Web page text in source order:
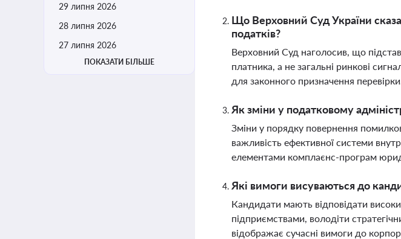
29 липня 2026
28 липня 2026
27 липня 2026
ПОКАЗАТИ БІЛЬШЕ
Що Верховний Суд України
податків?
Верховний Суд наголосив, що
платника, а не загальні ринкові
для законного призначення
Як зміни у податковому
Зміни у порядку повернення
важливість ефективної системи
елементами комплаєнс-програм
Які вимоги висуваються до
Кандидати мають відповідати
підприємствами, володіти
відображає сучасні вимоги до